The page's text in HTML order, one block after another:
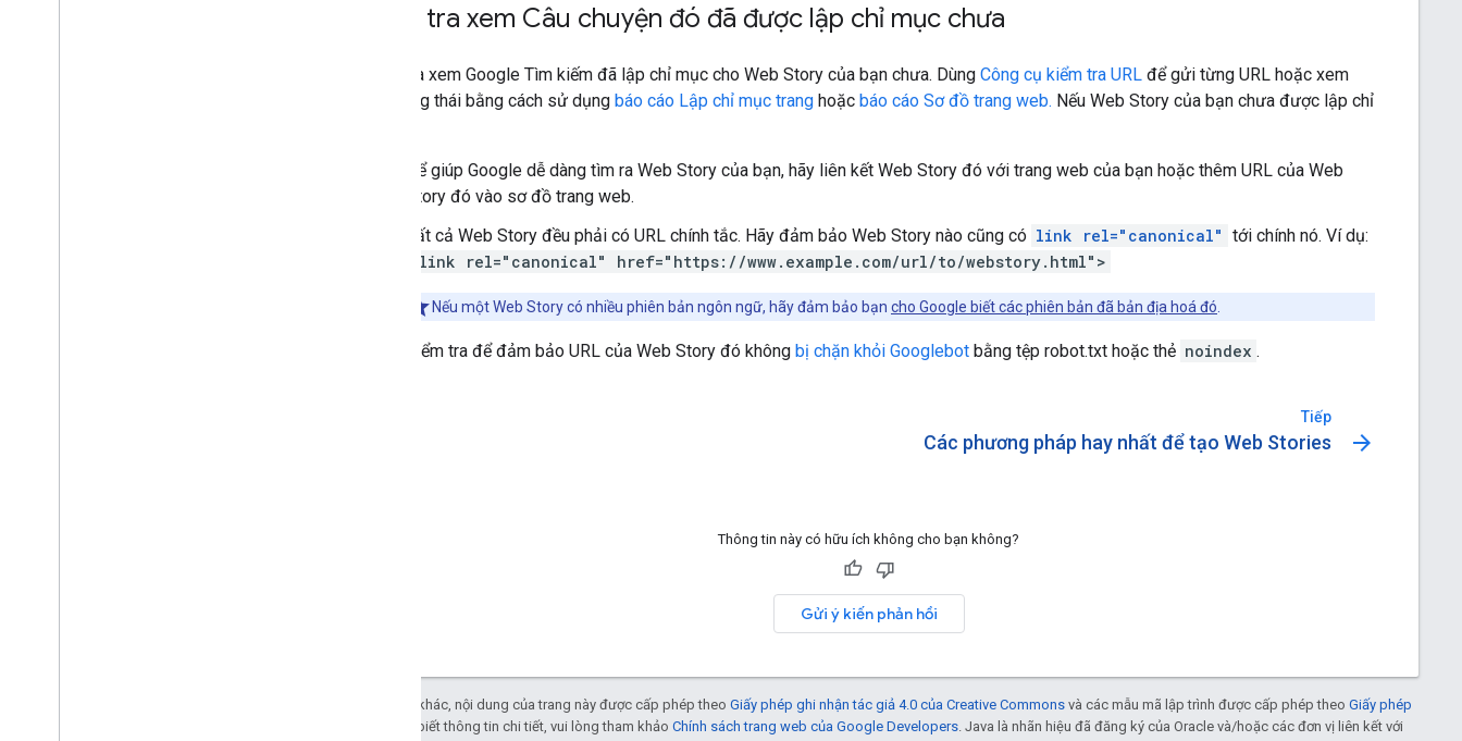
Kiểm tra xem Câu chuyện đó đã được lập chỉ mục chưa
Kiểm tra xem Google Tìm kiếm đã lập chỉ mục cho Web Story của bạn chưa. Dùng Công cụ kiểm tra URL để gửi từng URL hoặc xem
xét trạng thái bằng cách sử dụng báo cáo Lập chỉ mục trang hoặc báo cáo Sơ đồ trang web. Nếu Web Story của bạn chưa được lập chỉ
Để giúp Google dễ dàng tìm ra Web Story của bạn, hãy liên kết Web Story đó với trang web của bạn hoặc thêm URL của Web
Story đó vào sơ đồ trang web.
Tất cả Web Story đều phải có URL chính tắc. Hãy đảm bảo Web Story nào cũng có link rel="canonical" tới chính nó. Ví dụ:
<link rel="canonical" href="https://www.example.com/url/to/webstory.html">
Nếu một Web Story có nhiều phiên bản ngôn ngữ, hãy đảm bảo bạn cho Google biết các phiên bản đã bản địa hoá đó
Kiểm tra để đảm bảo URL của Web Story đó không bị chặn khỏi Googlebot bằng tệp robot.txt hoặc thẻ noindex .
Tiếp
Các phương pháp hay nhất để tạo Web Stories arrow_forward
Thông tin này có hữu ích không cho bạn không?
Gửi ý kiến phản hồi
Trừ phi có lưu ý khác, nội dung của trang này được cấp phép theo Giấy phép ghi nhận tác giả 4.0 của Creative Commons và các mẫu mã lập trình được cấp phép theo Giấy phép
. Để biết thông tin chi tiết, vui lòng tham khảo Chính sách trang web của Google Developers . Java là nhãn hiệu đã đăng ký của Oracle và/hoặc các đơn vị liên kết với